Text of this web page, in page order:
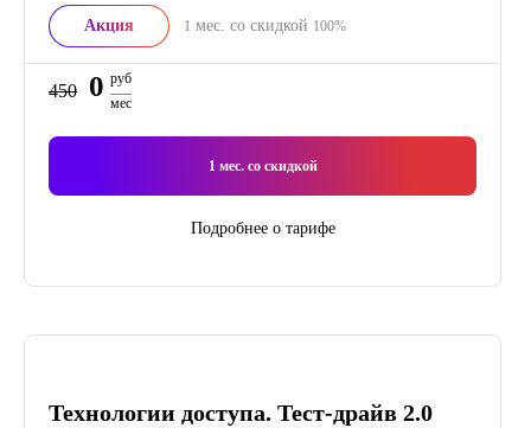
Акция 1 мес. со скидкой 100%
450 0 руб
мес
1мес. со скидкой
Подробнее о тарифе
Технологии доступа. Тест-драйв 2.0